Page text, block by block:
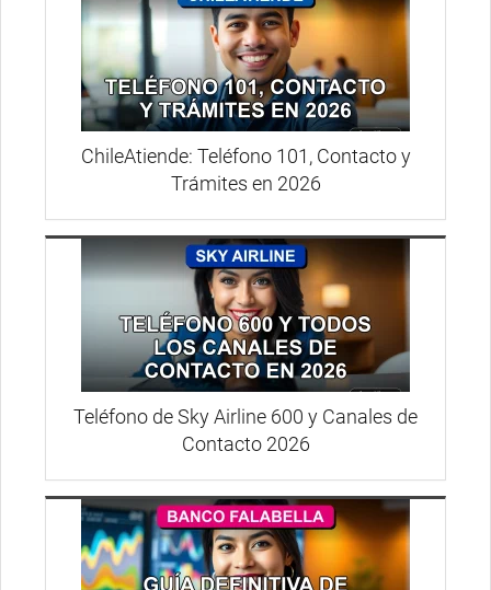
ChileAtiende: Teléfono 101, Contacto y
Trámites en 2026
Teléfono de Sky Airline 600 y Canales de
Contacto 2026